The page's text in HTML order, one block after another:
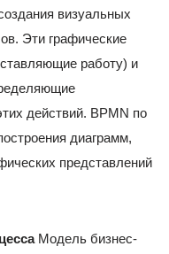
визуальных
Эти графические
работу) и
действий. BPMN по
диаграмм,
представлений
Модель бизнес-